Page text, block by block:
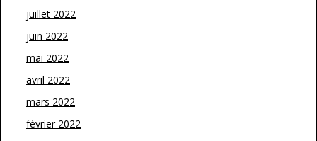
juillet 2022
juin 2022
mai 2022
avril 2022
mars 2022
février 2022